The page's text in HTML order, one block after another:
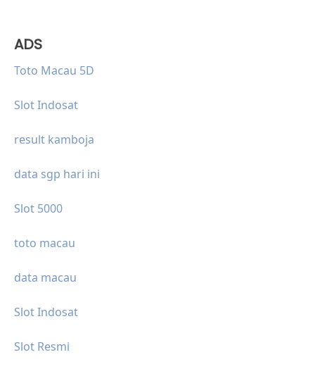
ADS
Toto Macau 5D
Slot Indosat
result kamboja
data sgp hari ini
Slot 5000
toto macau
data macau
Slot Indosat
Slot Resmi